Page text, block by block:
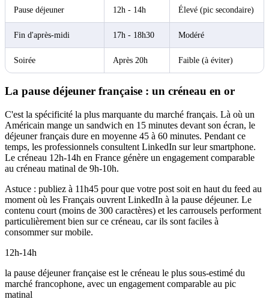
Pause déjeuner 12h - 14h Élevé (pic secondaire)
Fin d'après-midi 17h - 18h30 Modéré
Soirée Après 20h Faible (à éviter)
La pause déjeuner française : un créneau en or
C'est la spécificité la plus marquante du marché français. Là où un
Américain mange un sandwich en 15 minutes devant son écran, le
déjeuner français dure en moyenne 45 à 60 minutes. Pendant ce
temps, les professionnels consultent LinkedIn sur leur smartphone.
Le créneau 12h-14h en France génère un engagement comparable
au créneau matinal de 9h-10h.
Astuce : publiez à 11h45 pour que votre post soit en haut du feed au
moment où les Français ouvrent LinkedIn à la pause déjeuner. Le
contenu court (moins de 300 caractères) et les carrousels performent
particulièrement bien sur ce créneau, car ils sont faciles à
consommer sur mobile.
12h-14h
la pause déjeuner française est le créneau le plus sous-estimé du
marché francophone, avec un engagement comparable au pic
matinal